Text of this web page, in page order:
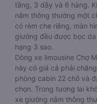
tầng, 3 dãy và 6 hàng.
nằm thông thường một
có rèm che riêng, màn
giường đều được bọc
hạng 3 sao.
Dòng xe limousine Chợ
này có giá cả phải
phòng cabin 22 chỗ và
chọn. Trong tương lai
xe giường nằm thông